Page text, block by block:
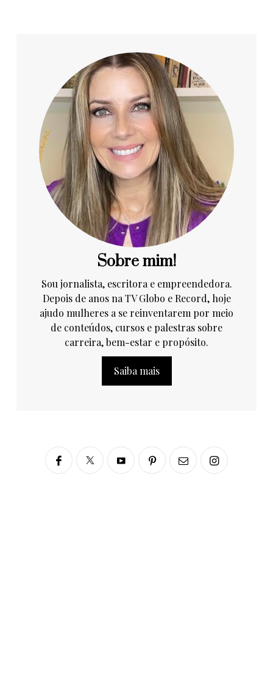
Sobre mim!
Sou jornalista, escritora e empreendedora.
Depois de anos na TV Globo e Record, hoje
ajudo mulheres a se reinventarem por meio
de conteúdos, cursos e palestras sobre
carreira, bem-estar e propósito.
Saiba mais